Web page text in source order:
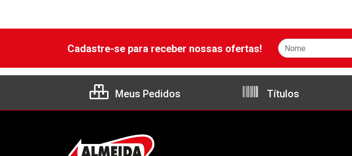
Cadastre-se para receber nossas ofertas!
Meus Pedidos Títulos